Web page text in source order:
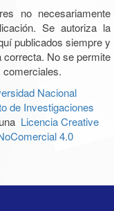
no necesariamente
Se autoriza la
publicados siempre y
correcta. No se permite
comerciales.
Nacional
de Investigaciones
Licencia Creative
4.0